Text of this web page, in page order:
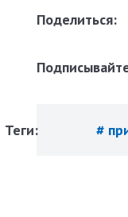
Поделиться:
Теги: #